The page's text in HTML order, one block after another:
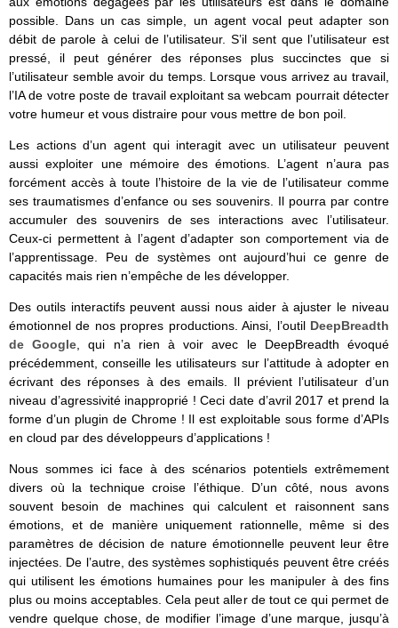
possible. Dans un cas simple, un agent vocal peut adapter son
débit de parole à celui de l’utilisateur. S’il sent que l’utilisateur est
pressé, il peut générer des réponses plus succinctes que si
l’utilisateur semble avoir du temps. Lorsque vous arrivez au travail,
l’IA de votre poste de travail exploitant sa webcam pourrait détecter
votre humeur et vous distraire pour vous mettre de bon poil.
Les actions d’un agent qui interagit avec un utilisateur peuvent
aussi exploiter une mémoire des émotions. L’agent n’aura pas
forcément accès à toute l’histoire de la vie de l’utilisateur comme
ses traumatismes d’enfance ou ses souvenirs. Il pourra par contre
accumuler des souvenirs de ses interactions avec l’utilisateur.
Ceux-ci permettent à l’agent d’adapter son comportement via de
l’apprentissage. Peu de systèmes ont aujourd’hui ce genre de
capacités mais rien n’empêche de les développer.
Des outils interactifs peuvent aussi nous aider à ajuster le niveau
émotionnel de nos propres productions. Ainsi, l’outil DeepBreadth
de Google , qui n’a rien à voir avec le DeepBreadth évoqué
précédemment, conseille les utilisateurs sur l’attitude à adopter en
écrivant des réponses à des emails. Il prévient l’utilisateur d’un
niveau d’agressivité inapproprié ! Ceci date d’avril 2017 et prend la
forme d’un plugin de Chrome ! Il est exploitable sous forme d’APIs
en cloud par des développeurs d’applications !
Nous sommes ici face à des scénarios potentiels extrêmement
divers où la technique croise l’éthique. D’un côté, nous avons
souvent besoin de machines qui calculent et raisonnent sans
émotions, et de manière uniquement rationnelle, même si des
paramètres de décision de nature émotionnelle peuvent leur être
injectées. De l’autre, des systèmes sophistiqués peuvent être créés
qui utilisent les émotions humaines pour les manipuler à des fins
plus ou moins acceptables. Cela peut aller de tout ce qui permet de
vendre quelque chose, de modifier l’image d’une marque, jusqu’à